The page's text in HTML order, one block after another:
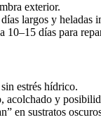
exterior.
largos y heladas
10–15 días para
estrés hídrico.
acolchado y
en sustratos